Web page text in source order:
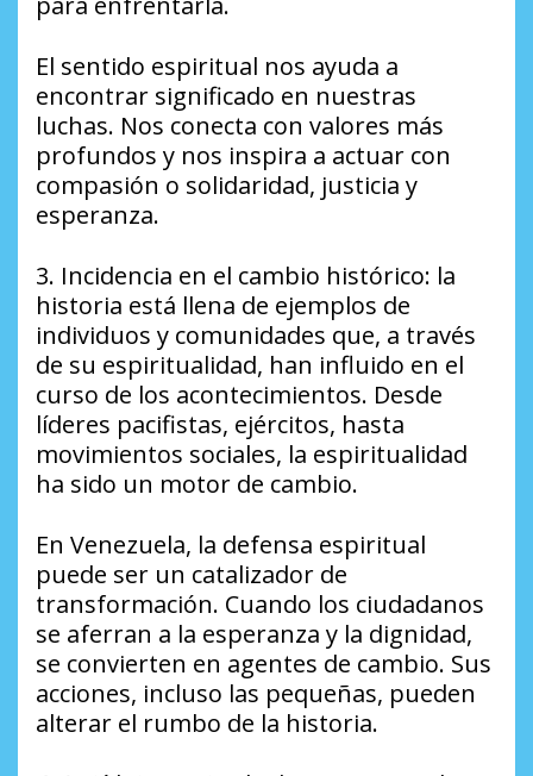
El sentido espiritual nos ayuda a
encontrar significado en nuestras
luchas. Nos conecta con valores más
profundos y nos inspira a actuar con
compasión o solidaridad, justicia y
esperanza.
3. Incidencia en el cambio histórico: la
historia está llena de ejemplos de
individuos y comunidades que, a través
de su espiritualidad, han influido en el
curso de los acontecimientos. Desde
líderes pacifistas, ejércitos, hasta
movimientos sociales, la espiritualidad
ha sido un motor de cambio.
En Venezuela, la defensa espiritual
puede ser un catalizador de
transformación. Cuando los ciudadanos
se aferran a la esperanza y la dignidad,
se convierten en agentes de cambio. Sus
acciones, incluso las pequeñas, pueden
alterar el rumbo de la historia.